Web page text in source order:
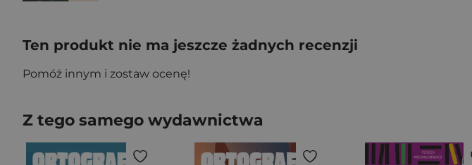
Ten produkt nie ma jeszcze żadnych recenzji
Pomóż innym i zostaw ocenę!
Z tego samego wydawnictwa